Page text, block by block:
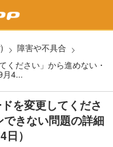
障害や不具合
ください」から進めない・
月4...
を変更してくださ
きない問題の詳細
日）